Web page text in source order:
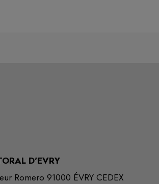
D'EVRY
Romero 91000 ÉVRY CEDEX